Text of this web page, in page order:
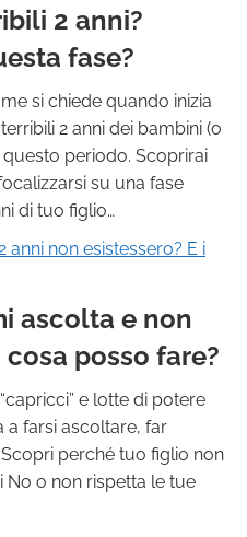
2 anni?
fase?
si chiede quando inizia
2 anni dei bambini (o
periodo. Scoprirai
su una fase
di tuo figlio…
anni non esistessero? E i
ascolta e non
posso fare?
e lotte di potere
a farsi ascoltare, far
perché tuo figlio non
o non rispetta le tue